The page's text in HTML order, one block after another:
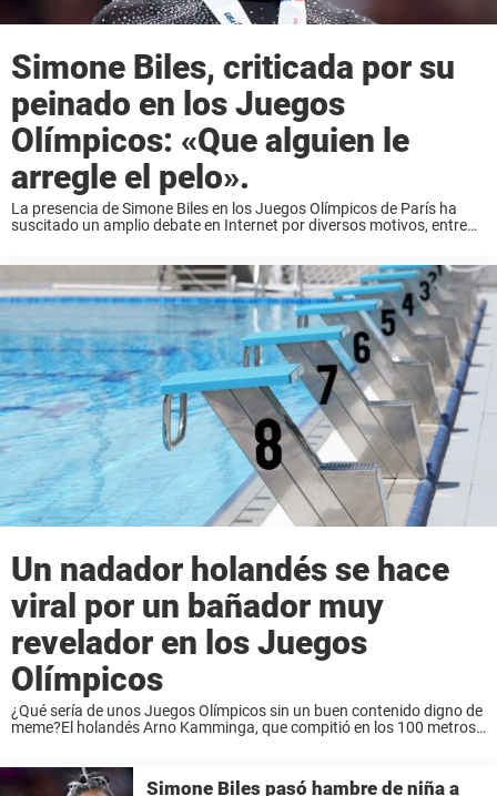
Simone Biles, criticada por su
peinado en los Juegos
Olímpicos: «Que alguien le
arregle el pelo».
La presencia de Simone Biles en los Juegos Olímpicos de París ha
suscitado un amplio debate en Internet por diversos motivos, entre
Un nadador holandés se hace
viral por un bañador muy
revelador en los Juegos
Olímpicos
¿Qué sería de unos Juegos Olímpicos sin un buen contenido digno de
meme?El holandés Arno Kamminga, que compitió en los 100 metros
Simone Biles pasó hambre de niña a